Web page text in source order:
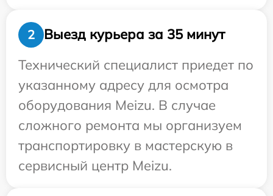
2
Выезд курьера за 35 минут
Технический специалист приедет по
указанному адресу для осмотра
оборудования Meizu. В случае
сложного ремонта мы организуем
транспортировку в мастерскую в
сервисный центр Meizu.